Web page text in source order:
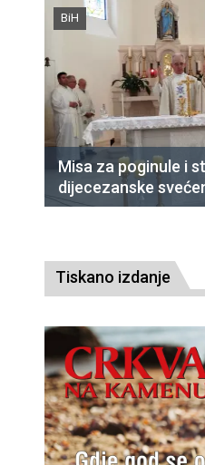
BiH
Misa za poginule i
dijecezanske
Tiskano izdanje